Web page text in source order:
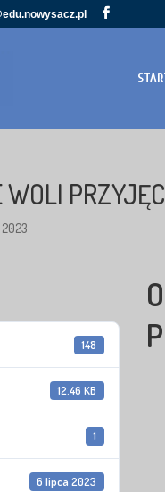
WOLI
148
12.46 KB
1
6 lipca 2023